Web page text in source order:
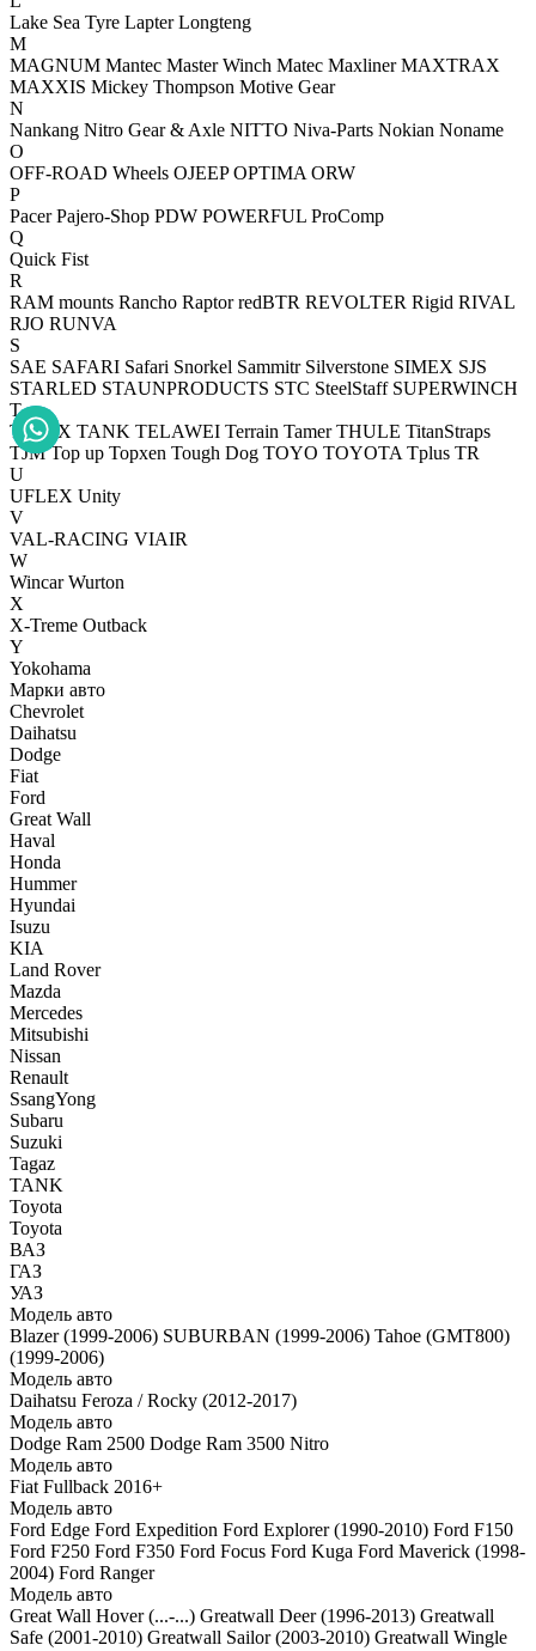
Lake Sea Tyre Lapter Longteng
M
MAGNUM Mantec Master Winch Matec Maxliner MAXTRAX
MAXXIS Mickey Thompson Motive Gear
N
Nankang Nitro Gear & Axle NITTO Niva-Parts Nokian Noname
O
OFF-ROAD Wheels OJEEP OPTIMA ORW
P
Pacer Pajero-Shop PDW POWERFUL ProComp
Q
Quick Fist
R
RAM mounts Rancho Raptor redBTR REVOLTER Rigid RIVAL
RJO RUNVA
S
SAE SAFARI Safari Snorkel Sammitr Silverstone SIMEX SJS
STARLED STAUNPRODUCTS STC SteelStaff SUPERWINCH
T
T-MAX TANK TELAWEI Terrain Tamer THULE TitanStraps
TJM Top up Topxen Tough Dog TOYO TOYOTA Tplus TR
U
UFLEX Unity
V
VAL-RACING VIAIR
W
Wincar Wurton
X
X-Treme Outback
Y
Yokohama
Марки авто
Chevrolet
Daihatsu
Dodge
Fiat
Ford
Great Wall
Haval
Honda
Hummer
Hyundai
Isuzu
KIA
Land Rover
Mazda
Mercedes
Mitsubishi
Nissan
Renault
SsangYong
Subaru
Suzuki
Tagaz
TANK
Toyota
Toyota
ВАЗ
ГАЗ
УАЗ
Модель авто
Blazer (1999-2006) SUBURBAN (1999-2006) Tahoe (GMT800)
(1999-2006)
Модель авто
Daihatsu Feroza / Rocky (2012-2017)
Модель авто
Dodge Ram 2500 Dodge Ram 3500 Nitro
Модель авто
Fiat Fullback 2016+
Модель авто
Ford Edge Ford Expedition Ford Explorer (1990-2010) Ford F150
Ford F250 Ford F350 Ford Focus Ford Kuga Ford Maverick (1998-
2004) Ford Ranger
Модель авто
Great Wall Hover (...-...) Greatwall Deer (1996-2013) Greatwall
Safe (2001-2010) Greatwall Sailor (2003-2010) Greatwall Wingle